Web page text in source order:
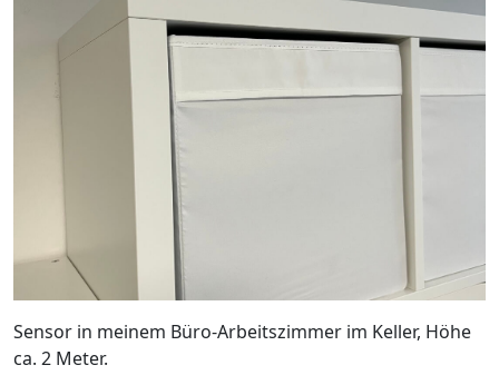
Sensor in meinem Büro-Arbeitszimmer im Keller, Höhe
ca. 2 Meter.